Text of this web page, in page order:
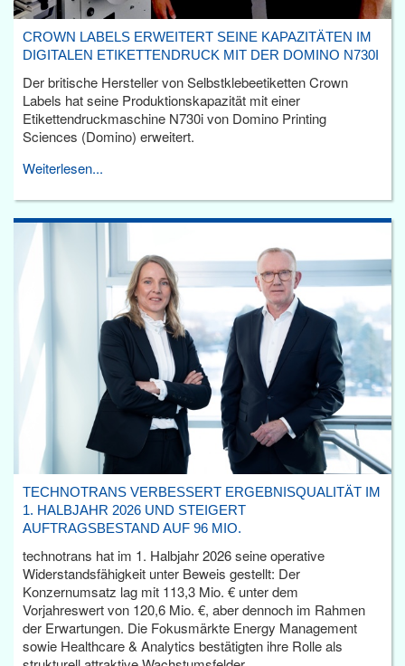
CROWN LABELS ERWEITERT SEINE KAPAZITÄTEN IM
DIGITALEN ETIKETTENDRUCK MIT DER DOMINO N730I
Der britische Hersteller von Selbstklebeetiketten Crown
Labels hat seine Produktionskapazität mit einer
Etikettendruckmaschine N730i von Domino Printing
Sciences (Domino) erweitert.
Weiterlesen...
TECHNOTRANS VERBESSERT ERGEBNISQUALITÄT IM
1. HALBJAHR 2026 UND STEIGERT
AUFTRAGSBESTAND AUF 96 MIO.
technotrans hat im 1. Halbjahr 2026 seine operative
Widerstandsfähigkeit unter Beweis gestellt: Der
Konzernumsatz lag mit 113,3 Mio. € unter dem
Vorjahreswert von 120,6 Mio. €, aber dennoch im Rahmen
der Erwartungen. Die Fokusmärkte Energy Management
sowie Healthcare & Analytics bestätigten ihre Rolle als